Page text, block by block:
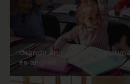
Grandir en confiance au
en anglais